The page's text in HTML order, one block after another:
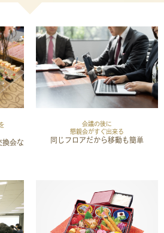
換会な
会議の後に
懇親会がすぐ出来る
同じフロアだから移動も簡単